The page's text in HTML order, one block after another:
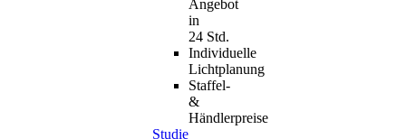
Angebot
in
24 Std.
Individuelle
Lichtplanung
Staffel-
&
Händlerpreise
Studie